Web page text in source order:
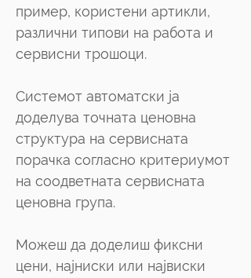
пример, користени артикли,
различни типови на работа и
сервисни трошоци.
Системот автоматски ја
доделува точната ценовна
структура на сервисната
порачка согласно критериумот
на соодветната сервисната
ценовна група.
Можеш да доделиш фиксни
цени, најниски или највиски